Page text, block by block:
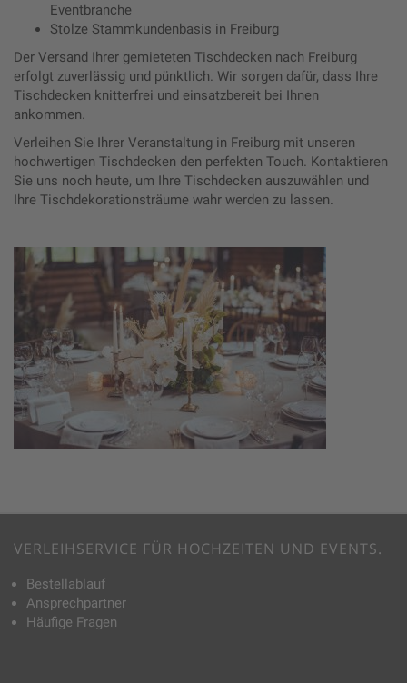
Eventbranche
Stolze Stammkundenbasis in Freiburg
Der Versand Ihrer gemieteten Tischdecken nach Freiburg
erfolgt zuverlässig und pünktlich. Wir sorgen dafür, dass Ihre
Tischdecken knitterfrei und einsatzbereit bei Ihnen
ankommen.
Verleihen Sie Ihrer Veranstaltung in Freiburg mit unseren
hochwertigen Tischdecken den perfekten Touch. Kontaktieren
Sie uns noch heute, um Ihre Tischdecken auszuwählen und
Ihre Tischdekorationsträume wahr werden zu lassen.
VERLEIHSERVICE FÜR HOCHZEITEN UND EVENTS.
Bestellablauf
Ansprechpartner
Häufige Fragen